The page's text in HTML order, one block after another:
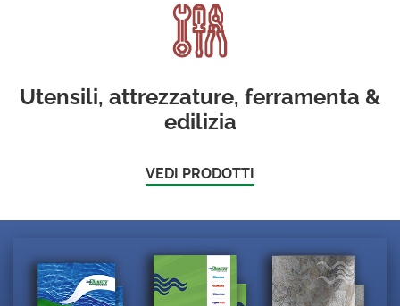
Utensili, attrezzature, ferramenta &
edilizia
VEDI PRODOTTI